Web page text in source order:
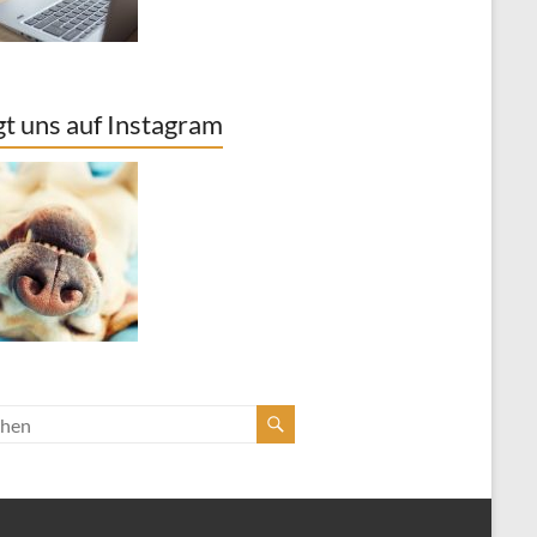
uns auf Instagram